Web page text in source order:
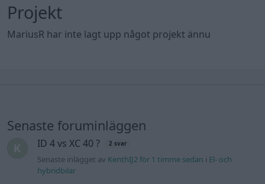
Projekt
MariusR har inte lagt upp något projekt ännu
Senaste foruminläggen
ID 4 vs XC 40 ? 2 svar
Senaste inlägget av KenthIJ2 för 1 timme sedan i El- och
hybridbilar